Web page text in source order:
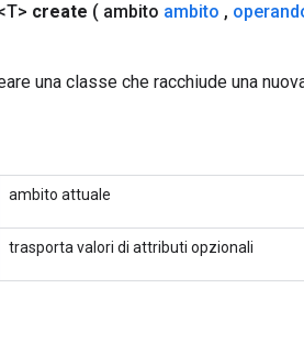
create ( ambito ambito ,
una classe che racchiude una
ambito attuale
trasporta valori di attributi opzionali